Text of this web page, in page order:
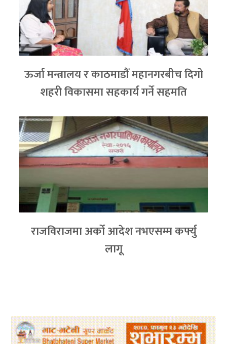
ऊर्जा मन्त्रालय र काठमाडौं महानगरबीच दिगो
शहरी विकासमा सहकार्य गर्ने सहमति
राजविराजमा अर्को आदेश नभएसम्म कर्फ्यु
लागू